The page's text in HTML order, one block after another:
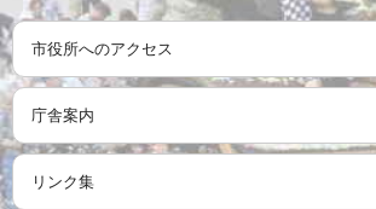
市役所へのアクセス
庁舎案内
リンク集